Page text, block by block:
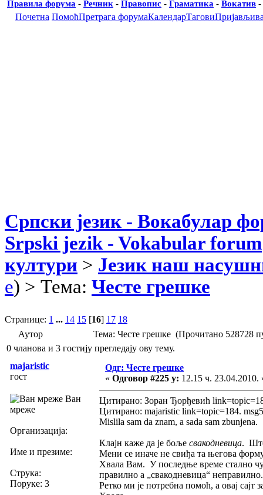
Правила форума - Речник - Правопис - Граматика - Вокатив -
Почетна ПомоћПретрага форумаКалендарТагови
Српски језик - Вокабулар
Srpski jezik - Vokabular forum
култури > Језик наш
e) > Тема: Честе грешке
Странице: 1 ... 14 15 [16] 17 18
Аутор
Тема: Честе грешке (Прочитано 528728
0 чланова и 3 гостију прегледају ову тему.
majaristic
гост
Ван
мреже
Организација:
Име и презиме:
Струка:
Поруке: 3
Одг: Честе грешке
« Одговор #225 у: 12.15 ч. 23.04.2010.
Цитирано: Зоран Ђорђевић
Цитирано: majaristic link=topic=184.
Mislila sam da znam, a sada sam
Клајн каже да је боље свакодневица.
Мени се иначе не свиђа та његова
Хвала Вам. У последње време стално
правилно а „свакодневица“
Ретко ми је потребна помоћ, а овај